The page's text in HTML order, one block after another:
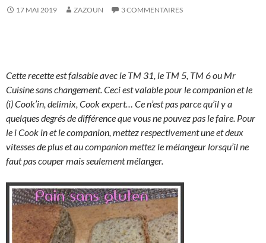
17 MAI 2019 ZAZOUN 3 COMMENTAIRES
Cette recette est faisable avec le TM 31, le TM 5, TM 6 ou Mr
Cuisine sans changement. Ceci est valable pour le companion et le
(i) Cook’in, delimix, Cook expert… Ce n’est pas parce qu’il y a
quelques degrés de différence que vous ne pouvez pas le faire. Pour
le i Cook in et le companion, mettez respectivement une et deux
vitesses de plus et au companion mettez le mélangeur lorsqu’il ne
faut pas couper mais seulement mélanger.